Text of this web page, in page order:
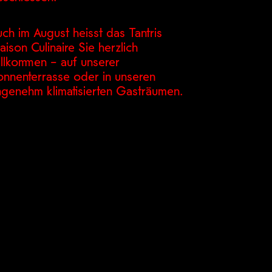
im August heisst das Tantris
Culinaire Sie herzlich
– auf unserer
oder in unseren
klimatisierten Gasträumen.